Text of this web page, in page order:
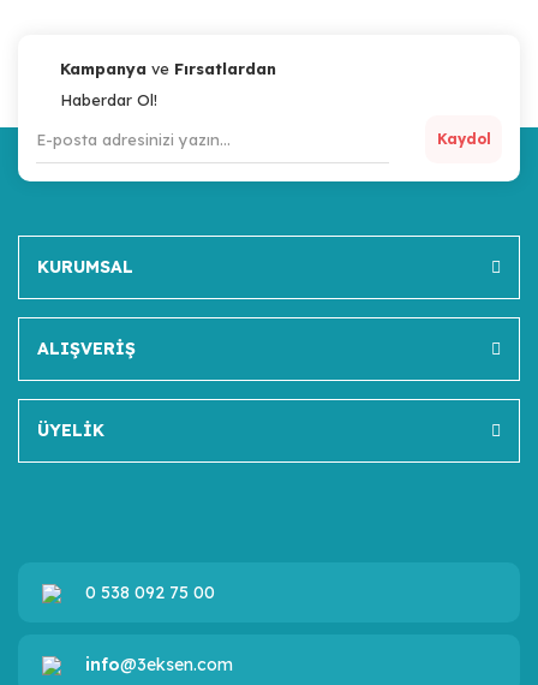
Kampanya ve Fırsatlardan
Haberdar Ol!
Kaydol
KURUMSAL
ALIŞVERİŞ
ÜYELİK
0 538 092 75 00
info@3eksen.com